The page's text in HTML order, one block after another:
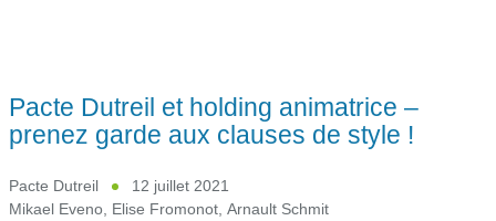
Pacte Dutreil et holding animatrice –
prenez garde aux clauses de style !
Pacte Dutreil
12 juillet 2021
Mikael Eveno, Elise Fromonot, Arnault Schmit